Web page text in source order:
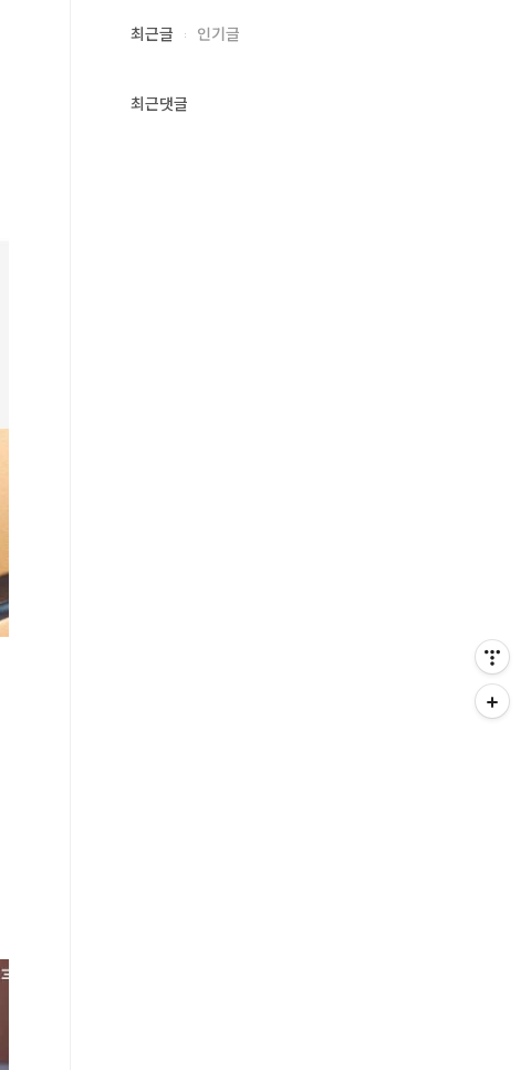
최근글 인기글
최근댓글